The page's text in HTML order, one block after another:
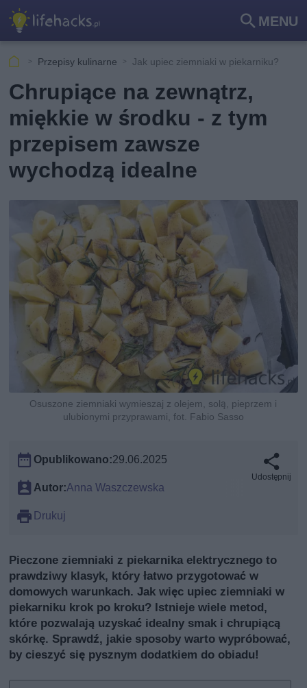
MENU
Szu
kaj
Przepisy kulinarne Jak upiec ziemniaki w piekarniku?
Chrupiące na zewnątrz,
miękkie w środku - z tym
przepisem zawsze
wychodzą idealne
Osuszone ziemniaki wymieszaj z olejem, solą, pieprzem i
ulubionymi przyprawami, fot. Fabio Sasso
Opublikowano:29.06.2025
Autor:Anna Waszczewska
Drukuj
Udostępnij
Pieczone ziemniaki z piekarnika elektrycznego to
prawdziwy klasyk, który łatwo przygotować w
domowych warunkach. Jak więc upiec ziemniaki w
piekarniku krok po kroku? Istnieje wiele metod,
które pozwalają uzyskać idealny smak i chrupiącą
skórkę. Sprawdź, jakie sposoby warto wypróbować,
by cieszyć się pysznym dodatkiem do obiadu!